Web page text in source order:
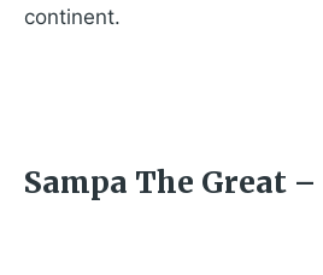
continent.
Sampa The Great